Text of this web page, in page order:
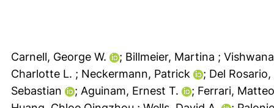
Carnell, George W. ; Billmeier, Martina ;
Charlotte L. ; Neckermann, Patrick
; Del
Sebastian
; Aguinam, Ernest T.
; Ferrari,